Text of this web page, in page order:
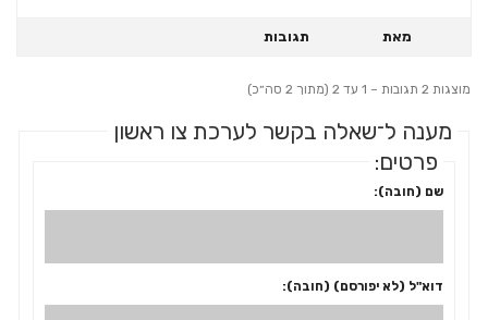
מאת תגובות
מוצגות 2 תגובות – 1 עד 2 (מתוך 2 סה״כ)
מענה ל־שאלה בקשר לערכת צו ראשון
פרטים:
שם (חובה):
דוא"ל (לא יפורסם) (חובה):